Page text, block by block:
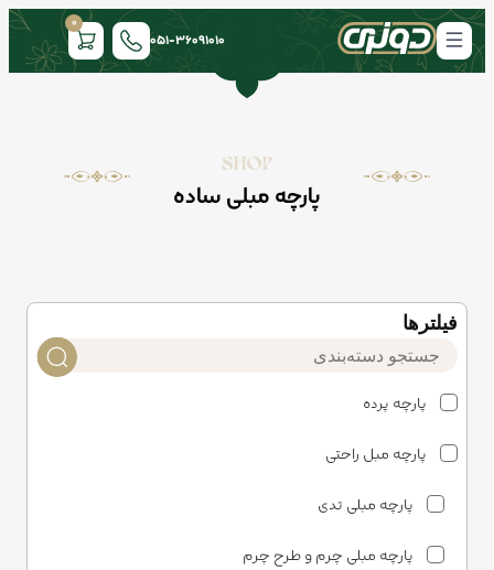
051-36091010
0
SHOP
پارچه مبلی ساده
فیلتر‌ها
پارچه پرده
پارچه مبل راحتی
پارچه مبلی تدی
پارچه مبلی چرم و طرح چرم